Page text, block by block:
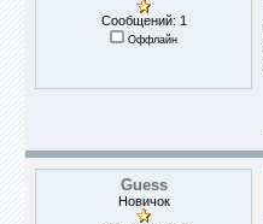
Сообщений: 1
Оффлайн
Guess
Новичок